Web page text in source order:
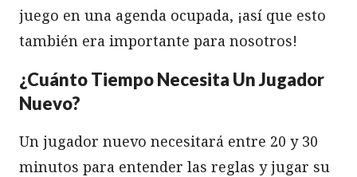
juego en una agenda ocupada, ¡así que esto
también era importante para nosotros!
¿Cuánto Tiempo Necesita Un Jugador
Nuevo?
Un jugador nuevo necesitará entre 20 y 30
minutos para entender las reglas y jugar su